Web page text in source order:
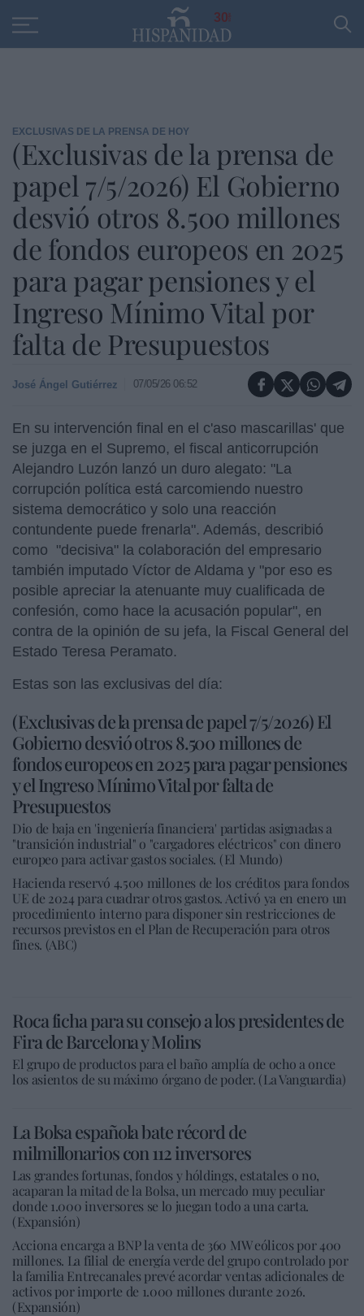
30
EXCLUSIVAS DE LA PRENSA DE HOY
(Exclusivas de la prensa de
papel 7/5/2026) El Gobierno
desvió otros 8.500 millones
de fondos europeos en 2025
para pagar pensiones y el
Ingreso Mínimo Vital por
falta de Presupuestos
José Ángel Gutiérrez 07/05/26 06:52
En su intervención final en el c'aso mascarillas' que
se juzga en el Supremo, el fiscal anticorrupción
Alejandro Luzón lanzó un duro alegato: "La
corrupción política está carcomiendo nuestro
sistema democrático y solo una reacción
contundente puede frenarla". Además, describió
como "decisiva" la colaboración del empresario
también imputado Víctor de Aldama y "por eso es
posible apreciar la atenuante muy cualificada de
confesión, como hace la acusación popular", en
contra de la opinión de su jefa, la Fiscal General del
Estado Teresa Peramato.
Estas son las exclusivas del día:
(Exclusivas de la prensa de papel 7/5/2026) El
Gobierno desvió otros 8.500 millones de
fondos europeos en 2025 para pagar pensiones
y el Ingreso Mínimo Vital por falta de
Presupuestos
Dio de baja en 'ingeniería financiera' partidas asignadas a
"transición industrial" o "cargadores eléctricos" con dinero
europeo para activar gastos sociales. (El Mundo)
Hacienda reservó 4.500 millones de los créditos para fondos
UE de 2024 para cuadrar otros gastos. Activó ya en enero un
procedimiento interno para disponer sin restricciones de
recursos previstos en el Plan de Recuperación para otros
fines. (ABC)
Roca ficha para su consejo a los presidentes de
Fira de Barcelona y Molins
El grupo de productos para el baño amplía de ocho a once
los asientos de su máximo órgano de poder. (La Vanguardia)
La Bolsa española bate récord de
milmillonarios con 112 inversores
Las grandes fortunas, fondos y hóldings, estatales o no,
acaparan la mitad de la Bolsa, un mercado muy peculiar
donde 1.000 inversores se lo juegan todo a una carta.
(Expansión)
Acciona encarga a BNP la venta de 360 MW eólicos por 400
millones. La filial de energía verde del grupo controlado por
la familia Entrecanales prevé acordar ventas adicionales de
activos por importe de 1.000 millones durante 2026.
(Expansión)